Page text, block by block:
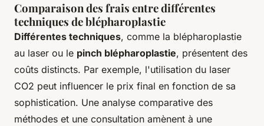
Comparaison des frais entre différentes
techniques de blépharoplastie
Différentes techniques, comme la blépharoplastie
au laser ou le pinch blépharoplastie, présentent des
coûts distincts. Par exemple, l'utilisation du laser
CO2 peut influencer le prix final en fonction de sa
sophistication. Une analyse comparative des
méthodes et une consultation amènent à une